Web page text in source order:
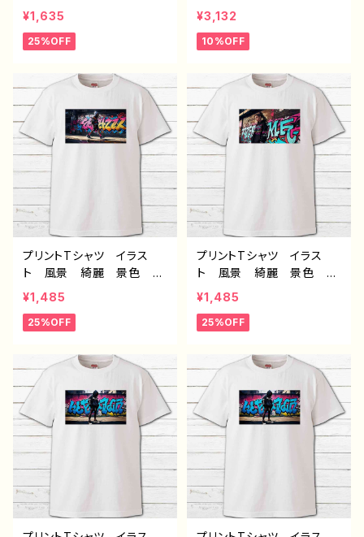
しい エモい かっこい
い メンズ レディース
おしゃれ 個性的 おすす
ー 絵師 クリエイター
白 半袖シャツ デザイ
ン コラボ オリジナル
デザイン グッズ タイト
ル：海底洞窟都市 作：J.タ
¥1,635
25%OFF
しい エモい かっこい
い メンズ レディース
おしゃれ 個性的 おすす
ー 絵師 クリエイター
黒 半袖シャツ デザイ
ン コラボ オリジナル
デザイン グッズ タイト
ル：水没の九龍寨城 作：J.
¥3,132
10%OFF
プリントTシャツ イラス
ト 風景 綺麗 景色 美
しい エモい かっこい
い おしゃれ メンズ レデ
ィース 個性的 おすす
ー 絵師 クリエイター
白 半袖シャツ コラボ
オリジナル デザイン グッ
ズ ノンブランド H-7
¥1,485
25%OFF
プリントTシャツ イラス
ト 風景 綺麗 景色 美
しい エモい かっこいい
女子 かわいい女の子 お
しゃれ メンズ レディー
気 イラストレーター 絵
師 クリエイター 白 半
袖シャツ コラボ オリジ
ナル デザイン グッズ ノ
ンブランド H-7
¥1,485
25%OFF